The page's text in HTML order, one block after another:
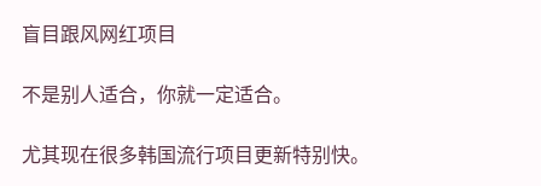
盲目跟风网红项目
不是别人适合，你就一定适合。
尤其现在很多韩国流行项目更新特别快。